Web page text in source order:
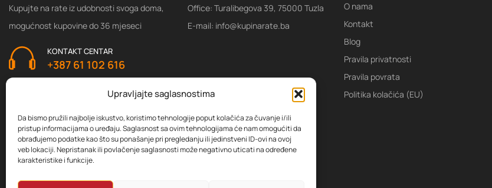
Upravljajte saglasnostima
Da bismo pružili najbolje iskustvo, koristimo tehnologije poput kolačića za čuvanje i/ili
pristup informacijama o uređaju. Saglasnost sa ovim tehnologijama će nam omogućiti da
obrađujemo podatke kao što su ponašanje pri pregledanju ili jedinstveni ID-ovi na ovoj
veb lokaciji. Nepristanak ili povlačenje saglasnosti može negativno uticati na određene
karakteristike i funkcije.
Kupujte na rate iz udobnosti svoga doma,
mogućnost kupovine do 36 mjeseci
KONTAKT CENTAR
+387 61 102 616
Office: Turalibegova 39, 75000 Tuzla
E-mail: info@kupinarate.ba
O nama
Kontakt
Blog
Pravila privatnosti
Pravila povrata
Politika kolačića (EU)